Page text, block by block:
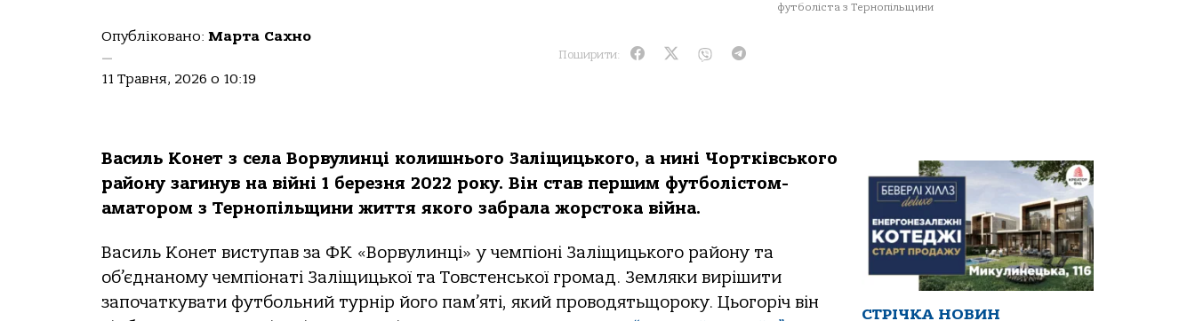
Опубліковано: Марта Сахно
—
11 Травня, 2026 о 10:19
Поширити:
футболіста з Тернопільщини
Василь Конет з села Ворвулинці колишнього Заліщицького, а нині Чортківського
району загинув на війні 1 березня 2022 року. Він став першим футболістом-
аматором з Тернопільщини життя якого забрала жорстока війна.
Василь Конет виступав за ФК «Ворвулинці» у чемпіоні Заліщицького району та
об’єднаному чемпіонаті Заліщицької та Товстенської громад. Земляки вирішити
започаткувати футбольний турнір його пам’яті, який проводятьщороку. Цьогоріч він
СТРІЧКА НОВИН